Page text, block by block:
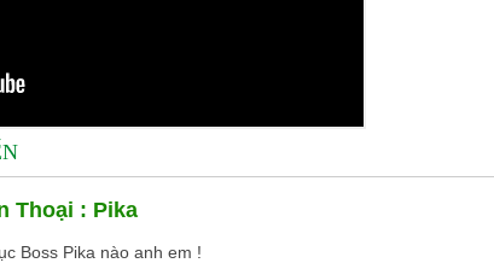
Thoại : Pika
Boss Pika nào anh em !